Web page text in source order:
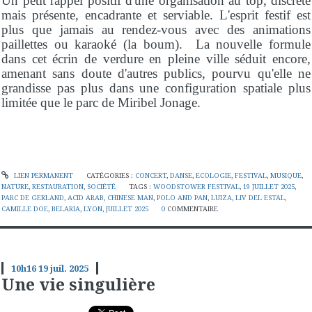
mais présente, encadrante et serviable. L'esprit festif est
plus que jamais au rendez-vous avec des animations
paillettes ou karaoké (la boum). La nouvelle formule
dans cet écrin de verdure en pleine ville séduit encore,
amenant sans doute d'autres publics, pourvu qu'elle ne
grandisse pas plus dans une configuration spatiale plus
limitée que le parc de Miribel Jonage.
LIEN PERMANENT CATÉGORIES : CONCERT, DANSE, ECOLOGIE, FESTIVAL, MUSIQUE,
NATURE, RESTAURATION, SOCIÉTÉ TAGS :WOODSTOWER FESTIVAL,19 JUILLET 2025,
PARC DE GERLAND, ACID ARAB, CHINESE MAN, POLO AND PAN, LUIZA, LIV DEL ESTAL,
CAMILLE DOE, BELARIA, LYON, JUILLET 2025 0 COMMENTAIRE
10h1619juil. 2025
Une vie singulière